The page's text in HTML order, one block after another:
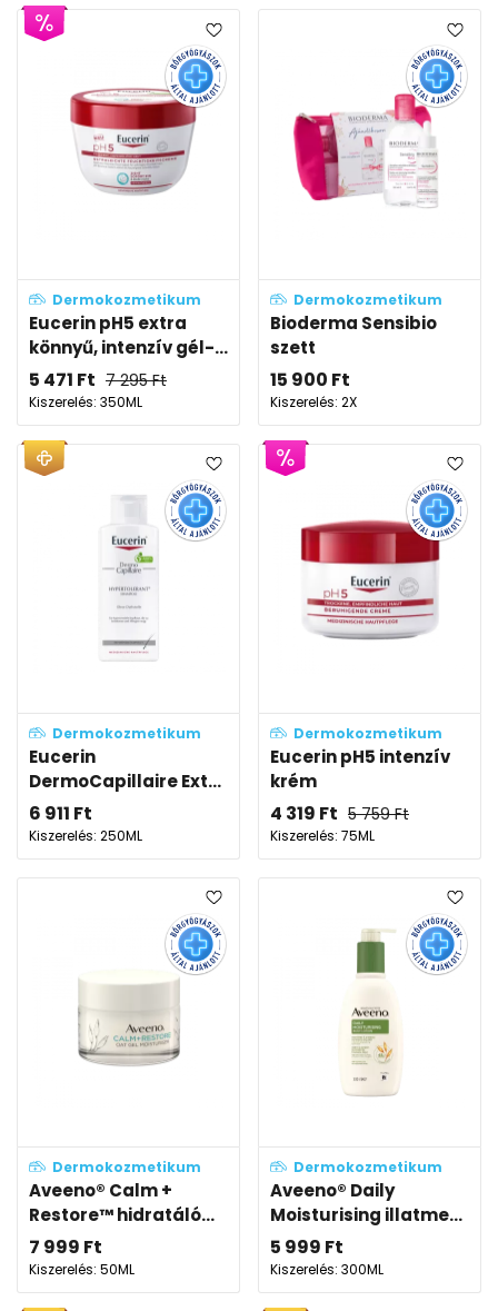
Dermokozmetikum
Eucerin pH5 extra
könnyű, intenzív gél-...
5 471 Ft 7 295Ft
Kiszerelés: 350ML
Dermokozmetikum
Bioderma Sensibio
szett
15 900 Ft
Kiszerelés: 2X
Dermokozmetikum
Eucerin
DermoCapillaire Ext...
6 911 Ft
Kiszerelés: 250ML
Dermokozmetikum
Eucerin pH5 intenzív
krém
4 319 Ft 5 759Ft
Kiszerelés: 75ML
Dermokozmetikum
Aveeno® Calm +
Restore™ hidratáló...
7 999 Ft
Kiszerelés: 50ML
Dermokozmetikum
Aveeno® Daily
Moisturising illatme...
5 999 Ft
Kiszerelés: 300ML